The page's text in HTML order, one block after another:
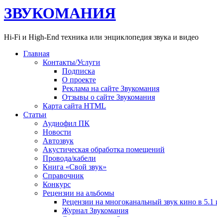
ЗВУКОМАНИЯ
Hi-Fi и High-End техника или энциклопедия звука и видео
Главная
Контакты/Услуги
Подписка
О проекте
Реклама на сайте Звукомания
Отзывы о сайте Звукомания
Карта сайта HTML
Статьи
Аудиофил ПК
Новости
Автозвук
Акустическая обработка помещений
Провода/кабели
Книга «Свой звук»
Справочник
Конкурс
Рецензии на альбомы
Рецензии на многоканальный звук кино в 5.1
Журнал Звукомания